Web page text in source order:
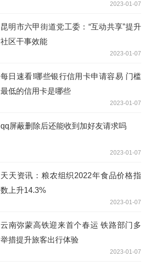
2023-01-07
昆明市六甲街道党工委：“互动共享”提升
社区干事效能
2023-01-07
每日速看!哪些银行信用卡申请容易 门槛
最低的信用卡是哪些
2023-01-07
qq屏蔽删除后还能收到加好友请求吗
2023-01-07
天天资讯：粮农组织2022年食品价格指
数上升14.3%
2023-01-07
云南弥蒙高铁迎来首个春运 铁路部门多
举措提升旅客出行体验
2023-01-07